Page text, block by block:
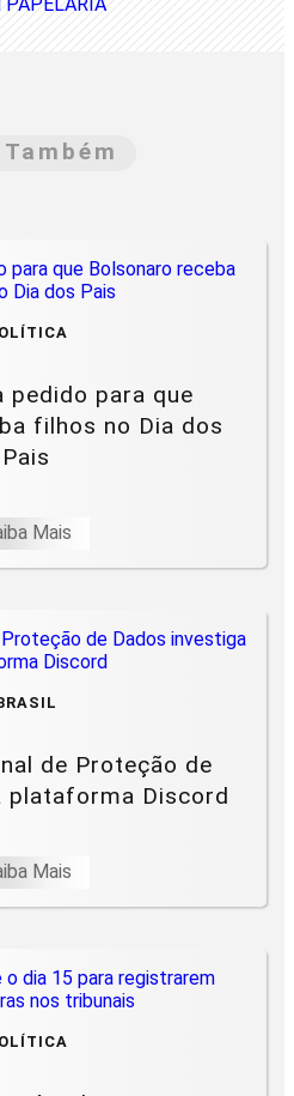
pedido para que
filhos no Dia dos
Pais
Mais
de Proteção de
plataforma Discord
Mais